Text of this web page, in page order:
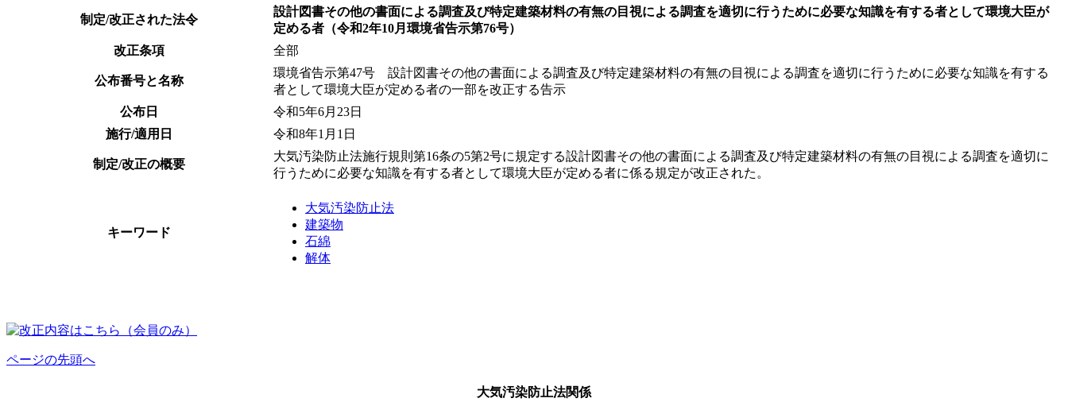
制定/改正された法令
設計図書その他の書面による調査及び特定建築材料の有無の目視による調査を適切に行うために必要な知識を有する者として環境大臣が
定める者（令和2年10月環境省告示第76号）
改正条項
全部
公布番号と名称
環境省告示第47号 設計図書その他の書面による調査及び特定建築材料の有無の目視による調査を適切に行うために必要な知識を有する
者として環境大臣が定める者の一部を改正する告示
公布日
令和5年6月23日
施行/適用日
令和8年1月1日
制定/改正の概要
大気汚染防止法施行規則第16条の5第2号に規定する設計図書その他の書面による調査及び特定建築材料の有無の目視による調査を適切に
行うために必要な知識を有する者として環境大臣が定める者に係る規定が改正された。
キーワード
大気汚染防止法
建築物
石綿
解体
ページの先頭へ
大気汚染防止法関係